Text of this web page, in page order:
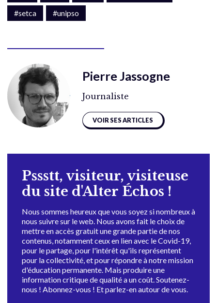
#setca
#unipso
Pierre Jassogne
Journaliste
VOIR SES ARTICLES
Pssstt, visiteur, visiteuse
du site d'Alter Échos !
Nous sommes heureux que vous soyez si nombreux à
nous suivre sur le web. Nous avons fait le choix de
mettre en accès gratuit une grande partie de nos
contenus, notamment ceux en lien avec le Covid-19,
pour le partage, pour l'intérêt qu'ils représentent
pour la collectivité, et pour répondre à notre mission
d'éducation permanente. Mais produire une
information critique de qualité a un coût. Soutenez-
nous ! Abonnez-vous ! Et parlez-en autour de vous.